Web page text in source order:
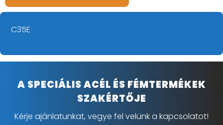
C35E
A SPECIÁLIS ACÉL ÉS FÉMTERMÉKEK
SZAKÉRTŐJE
Kérje ajánlatunkat, vegye fel velünk a kapcsolatot!